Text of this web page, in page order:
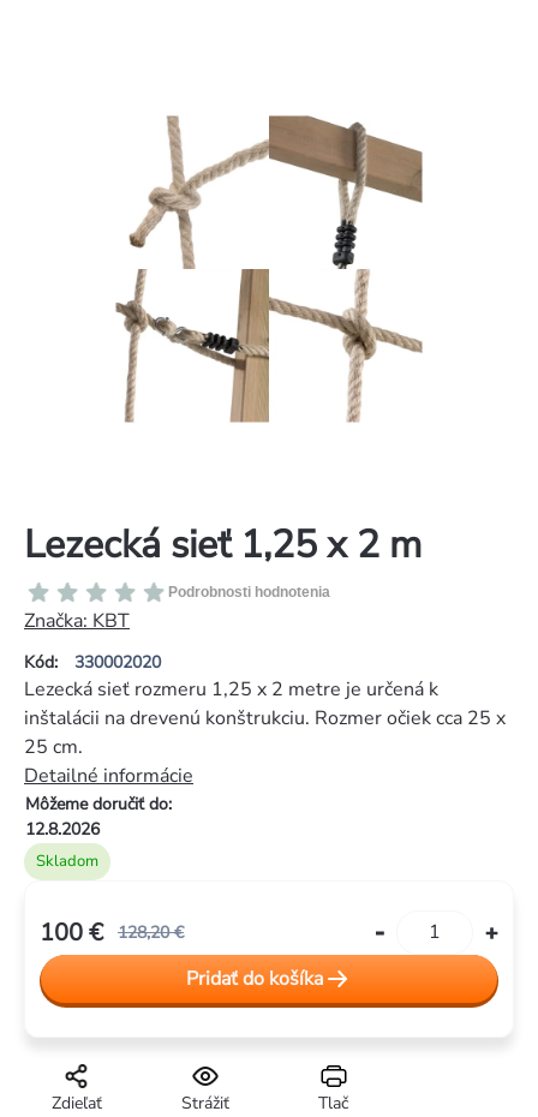
Lezecká sieť 1,25 x 2 m
Kód: 330002020
Priemerné
hodnotenie
produktu
je
0,0
z
5
hviezdičiek.
Podrobnosti hodnotenia
Značka: KBT
Skladom
Môžeme doručiť do:
12.8.2026
Lezecká sieť rozmeru 1,25 x 2 metre je určená k
inštalácii na drevenú konštrukciu. Rozmer očiek cca 25 x
25 cm.
Detailné informácie
Tlač
Strážiť
Zdieľať
128,20 €
100 €
Jednotková
cena:
Pridať do košíka